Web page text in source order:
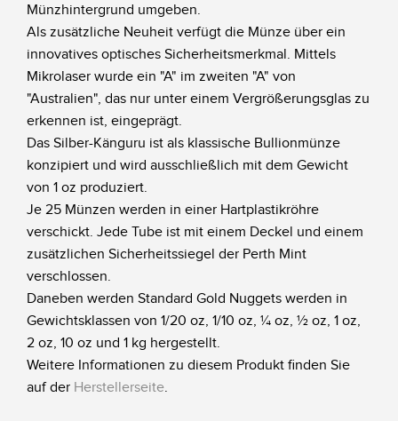
Münzhintergrund umgeben.
Als zusätzliche Neuheit verfügt die Münze über ein
innovatives optisches Sicherheitsmerkmal. Mittels
Mikrolaser wurde ein "A" im zweiten "A" von
"Australien", das nur unter einem Vergrößerungsglas zu
erkennen ist, eingeprägt.
Das Silber-Känguru ist als klassische Bullionmünze
konzipiert und wird ausschließlich mit dem Gewicht
von 1 oz produziert.
Je 25 Münzen werden in einer Hartplastikröhre
verschickt. Jede Tube ist mit einem Deckel und einem
zusätzlichen Sicherheitssiegel der Perth Mint
verschlossen.
Daneben werden Standard Gold Nuggets werden in
Gewichtsklassen von 1/20 oz, 1/10 oz, ¼ oz, ½ oz, 1 oz,
2 oz, 10 oz und 1 kg hergestellt.
Weitere Informationen zu diesem Produkt finden Sie
auf der Herstellerseite.